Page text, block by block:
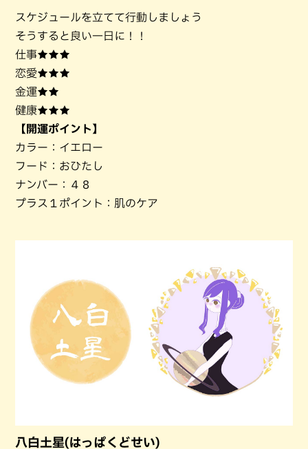
スケジュールを立てて行動しましょう
そうすると良い一日に！！
仕事★★★
恋愛★★★
金運★★
健康★★★
【開運ポイント】
カラー：イエロー
フード：おひたし
ナンバー：４８
プラス１ポイント：肌のケア
八白土星(はっぱくどせい)